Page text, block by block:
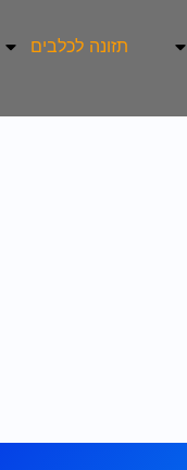
תזונה לכלבים